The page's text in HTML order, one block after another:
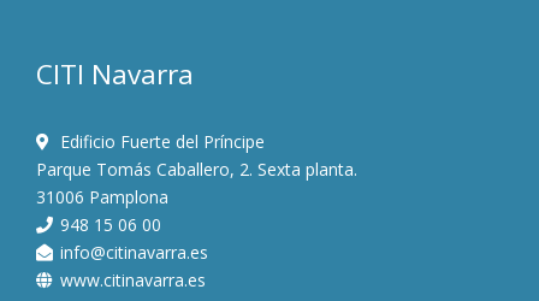
CITI Navarra
Edificio Fuerte del Príncipe
Parque Tomás Caballero, 2. Sexta planta.
31006 Pamplona
948 15 06 00
info@citinavarra.es
www.citinavarra.es